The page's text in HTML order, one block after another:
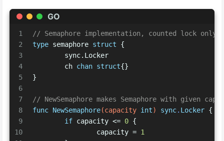
GO
1
2
3
4
5
6
7
8
9
10
// Semaphore implementation, counted lock
type semaphore struct {
	sync.Locker
	ch
chan struct{}
}
// NewSemaphore makes Semaphore with given
func NewSemaphore(capacity int) sync. Locker {
if capacity <= 0 {
		capacity =
1